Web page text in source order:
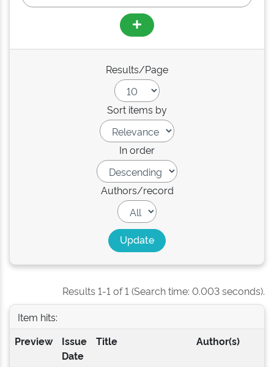
Results/Page
Sort items by
In order
Authors/record
Results 1-1 of 1 (Search time: 0.003 seconds).
Item hits:
Preview
Issue
Date
Title Author(s)